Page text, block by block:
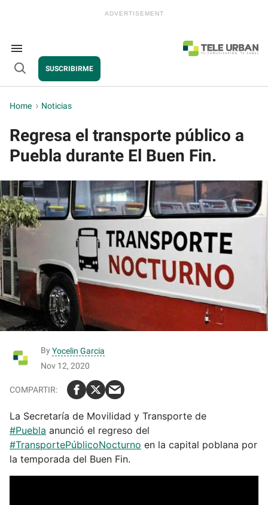
Search
&
Section
Navigation
Open
SUSCRIBIRME
Home > Noticias
Regresa el transporte público a
Puebla durante El Buen Fin.
By Yocelin Garcia
Nov 12, 2020
La Secretaría de Movilidad y Transporte de
#Puebla anunció el regreso del
#TransportePúblicoNocturno en la capital poblana por
la temporada del Buen Fin.